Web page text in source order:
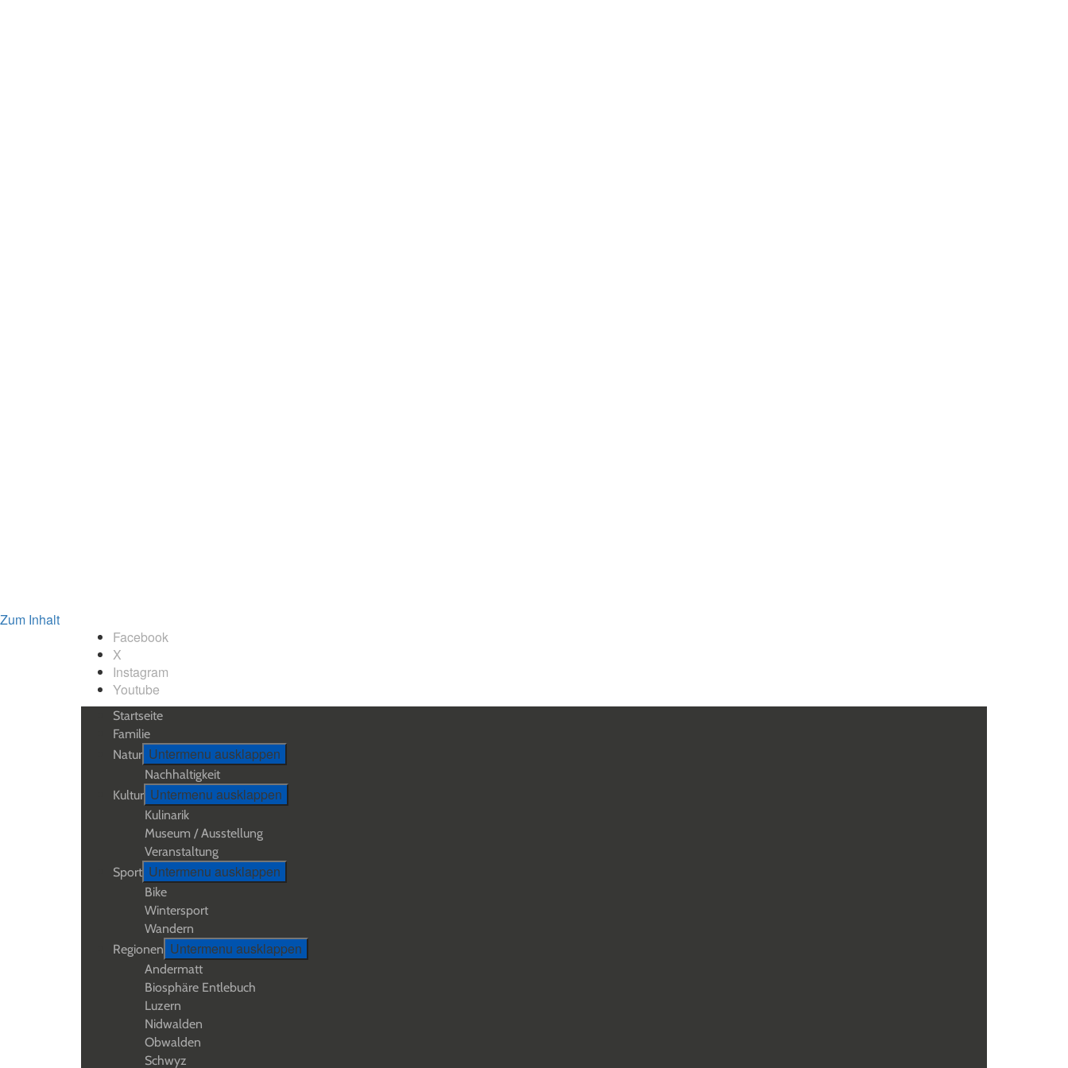
Zum Inhalt
Facebook
X
Instagram
Youtube
Startseite
Familie
Natur Untermenu ausklappen
Nachhaltigkeit
Kultur Untermenu ausklappen
Kulinarik
Museum / Ausstellung
Veranstaltung
Sport Untermenu ausklappen
Bike
Wintersport
Wandern
Regionen Untermenu ausklappen
Andermatt
Biosphäre Entlebuch
Luzern
Nidwalden
Obwalden
Schwyz